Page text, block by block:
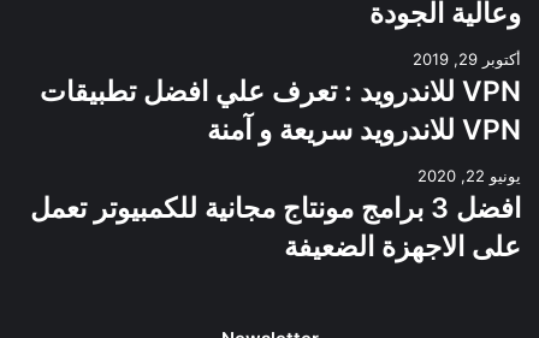
وعالية الجودة
أكتوبر 29, 2019
VPN للاندرويد : تعرف علي افضل تطبيقات
VPN للاندرويد سريعة و آمنة
يونيو 22, 2020
افضل 3 برامج مونتاج مجانية للكمبيوتر تعمل
على الاجهزة الضعيفة